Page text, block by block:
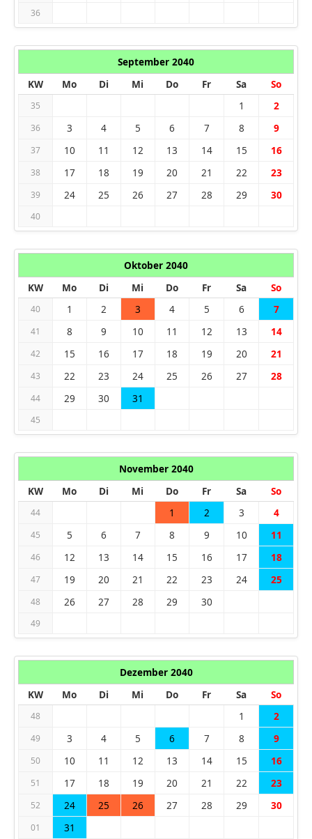
36
September 2040
KW
Mo Di Mi Do Fr Sa So
35 1 2
36 3 4 5 6 7 8 9
37 10 11 12 13 14 15 16
38 17 18 19 20 21 22 23
39 24 25 26 27 28 29 30
40
Oktober 2040
KW
Mo Di Mi Do Fr Sa So
40 1 2 3 4 5 6 7
41 8 9 10 11 12 13 14
42 15 16 17 18 19 20 21
43 22 23 24 25 26 27 28
44 29 30 31
45
November 2040
KW
Mo Di Mi Do Fr Sa So
44 1 2 3 4
45 5 6 7 8 9 10 11
46 12 13 14 15 16 17 18
47 19 20 21 22 23 24 25
48 26 27 28 29 30
49
Dezember 2040
KW
Mo Di Mi Do Fr Sa So
48 1 2
49 3 4 5 6 7 8 9
50 10 11 12 13 14 15 16
51 17 18 19 20 21 22 23
52 24 25 26 27 28 29 30
01 31